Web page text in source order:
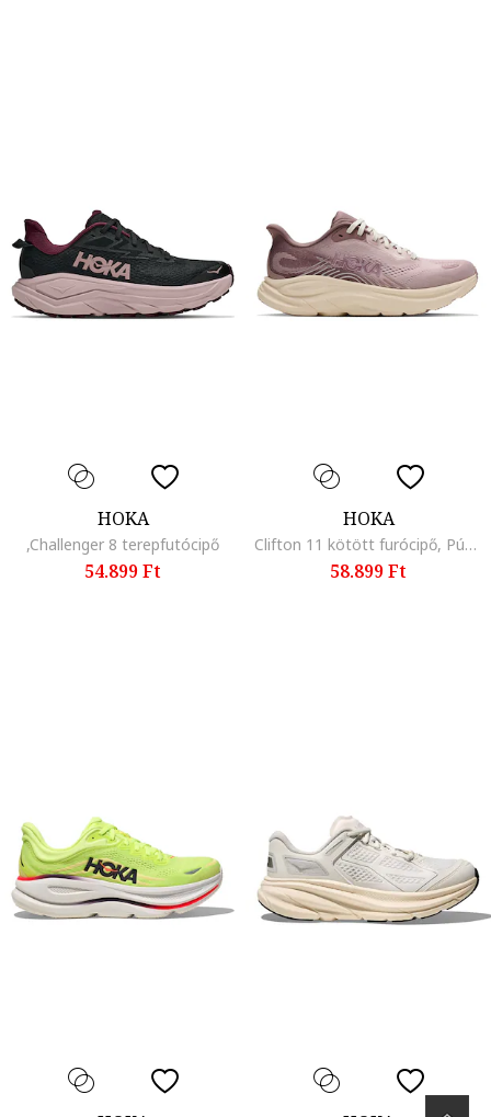
HOKA
,Challenger 8 terepfutócipő
54.899 Ft
HOKA
Clifton 11 kötött furócipő, Púderrózsaszín
58.899 Ft